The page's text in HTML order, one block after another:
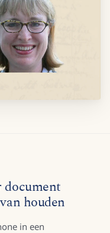
houden
in een